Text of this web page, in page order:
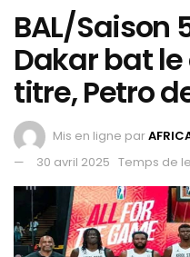
BAL/Saison
Dakar bat
titre, Petro
Mis en ligne par
30 avril 2025 Temps de